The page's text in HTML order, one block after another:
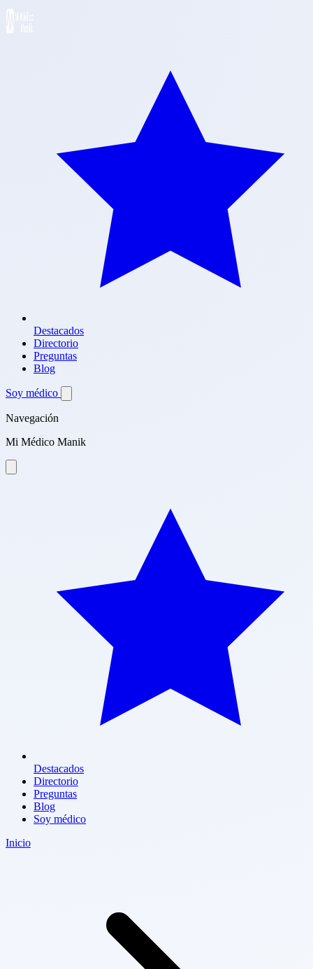
Destacados
Directorio
Preguntas
Blog
Soy médico
Navegación
Mi Médico Manik
Destacados
Directorio
Preguntas
Blog
Soy médico
Inicio